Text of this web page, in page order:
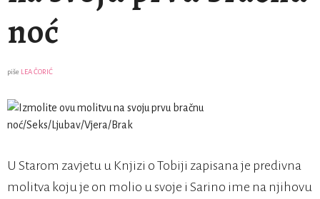
noć
piše LEA ČORIĆ
U Starom zavjetu u Knjizi o Tobiji zapisana je predivna
molitva koju je on molio u svoje i Sarino ime na njihovu